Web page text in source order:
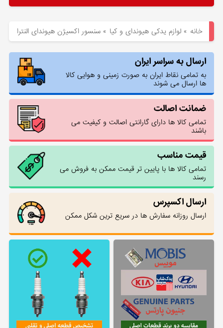
خانه »لوازم یدکی هیوندای و کیا »سنسور اکسیژن هیوندای النترا
ارسال به سراسر ایران
به تمامی نقاط ایران به صورت زمینی و هوایی کالا
ها ارسال می شوند
ضمانت اصالت
تمامی کالا ها دارای گارانتی اصالت و کیفیت می
باشند
قیمت مناسب
تمامی کالا ها با پایین تر قیمت ممکن به فروش می
رسند
ارسال اکسپرس
ارسال روزانه سفارش ها در سریع ترین شکل ممکن